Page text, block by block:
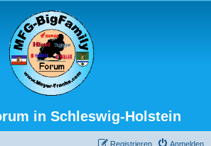
in Schleswig-Holstein
Anmelden
Registrieren